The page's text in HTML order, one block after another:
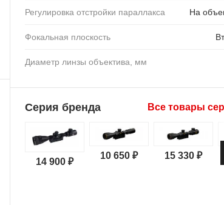
Регулировка отстройки параллакса На
Фокальная плоскость
Диаметр линзы объектива, мм
Серия бренда Все товары
14 900 ₽
10 650 ₽ 15 330 ₽